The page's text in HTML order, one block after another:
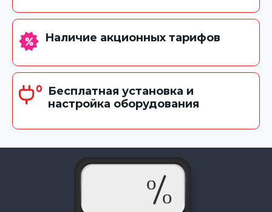
Наличие акционных тарифов
Бесплатная установка и
настройка оборудования